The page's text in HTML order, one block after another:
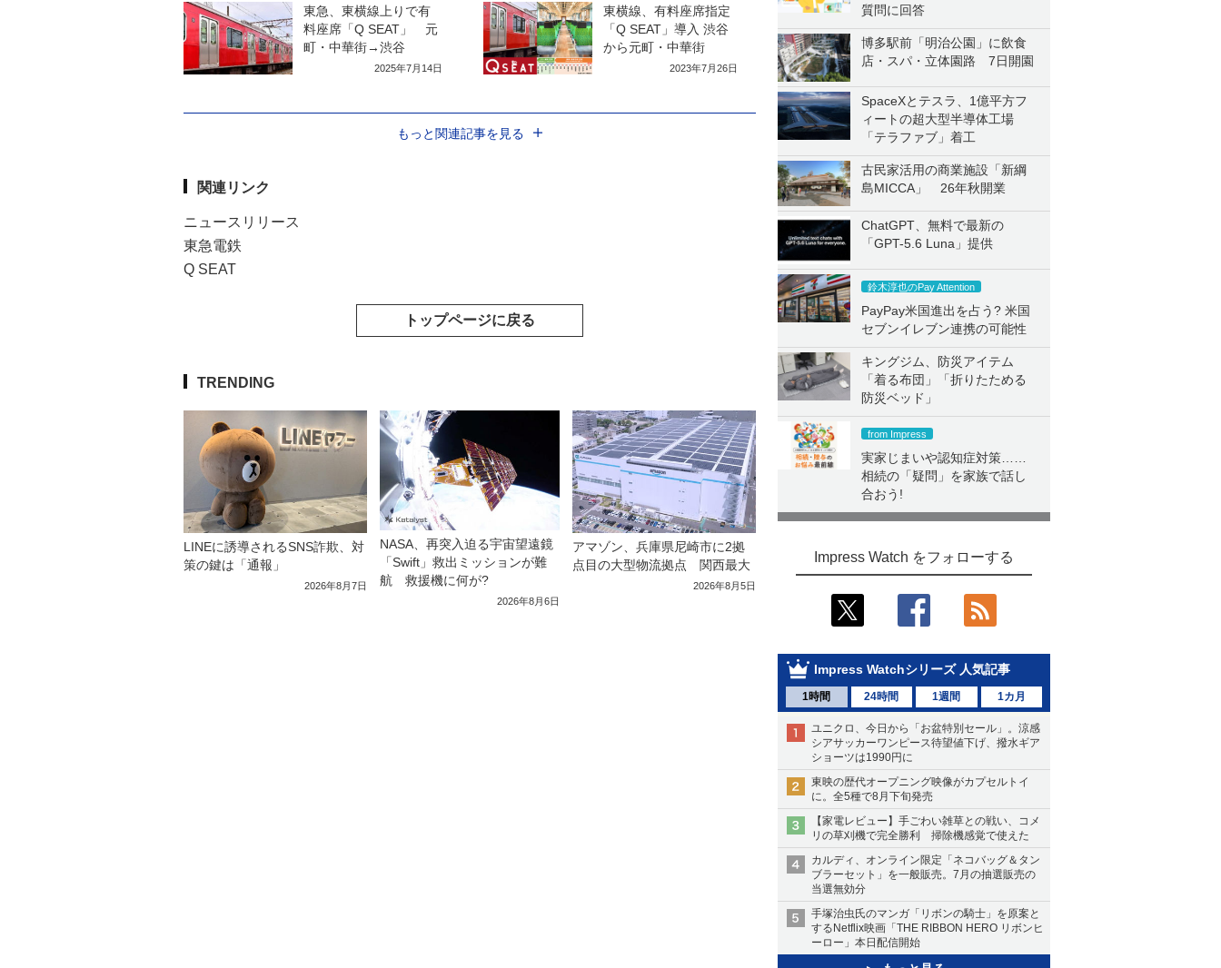
質問に回答
博多駅前「明治公園」に飲食
店・スパ・立体園路 7日開園
SpaceXとテスラ、1億平方フ
ィートの超大型半導体工場
「テラファブ」着工
古民家活用の商業施設「新綱
島MICCA」 26年秋開業
ChatGPT、無料で最新の
「GPT-5.6 Luna」提供
鈴木淳也のPay Attention
PayPay米国進出を占う? 米国
セブンイレブン連携の可能性
キングジム、防災アイテム
「着る布団」「折りたためる
防災ベッド」
from Impress
実家じまいや認知症対策……
相続の「疑問」を家族で話し
合おう!
Impress Watch をフォローする
Impress Watchシリーズ 人気記事
1時間 24時間 1週間 1カ月
ユニクロ、今日から「お盆特別セール」。涼感
シアサッカーワンピース待望値下げ、撥水ギア
ショーツは1990円に
東映の歴代オープニング映像がカプセルトイ
に。全5種で8月下旬発売
【家電レビュー】手ごわい雑草との戦い、コメ
リの草刈機で完全勝利 掃除機感覚で使えた
カルディ、オンライン限定「ネコバッグ＆タン
ブラーセット」を一般販売。7月の抽選販売の
当選無効分
手塚治虫氏のマンガ「リボンの騎士」を原案と
するNetflix映画「THE RIBBON HERO リボンヒ
ーロー」本日配信開始
東急、東横線上りで有
料座席「Q SEAT」 元
町・中華街→渋谷
2025年7月14日
東横線、有料座席指定
「Q SEAT」導入 渋谷
から元町・中華街
2023年7月26日
もっと関連記事を見る
関連リンク
ニュースリリース
東急電鉄
Q SEAT
トップページに戻る
TRENDING
LINEに誘導されるSNS詐欺、対
策の鍵は「通報」
2026年8月7日
NASA、再突入迫る宇宙望遠鏡
「Swift」救出ミッションが難
航 救援機に何が?
2026年8月6日
アマゾン、兵庫県尼崎市に2拠
点目の大型物流拠点 関西最大
2026年8月5日